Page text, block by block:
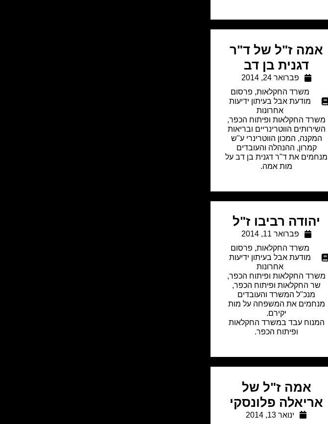
אמה ז"ל של ד"ר
דגנית בן דב
פברואר 24, 2014
משרד החקלאות, פרסום
מודעת אבל בעיתון ידיעות
אחרונות
משרד החקלאות ופיתוח הכפר,
השירותים הווטרינריים ובריאות
המקנה, המכון הווטרינרי ע"ש
קמרון, ההנהלה והעובדים
מנחמים את ד"ר דגנית בן דב על
מות אמה.
יהודה רביבו ז"ל
פברואר 11, 2014
משרד החקלאות, פרסום
מודעת אבל בעיתון ידיעות
אחרונות
משרד החקלאות ופיתוח הכפר,
שר החקלאות ופיתוח הכפר,
מנכ"ל המשרד והעובדים
מנחמים את המשפחה על מות
יקירם.
המנוח עבד במשרד החקלאות
ופיתוח הכפר.
אמה ז"ל של
אריאלה פלונסקי
ינואר 13, 2014